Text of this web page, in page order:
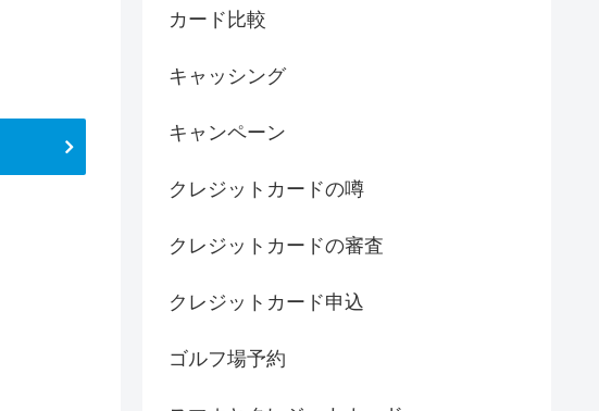
カード比較
キャッシング
キャンペーン
クレジットカードの噂
クレジットカードの審査
クレジットカード申込
ゴルフ場予約